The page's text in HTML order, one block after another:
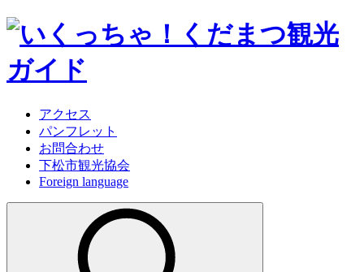
アクセス
パンフレット
お問合わせ
下松市観光協会
Foreign language